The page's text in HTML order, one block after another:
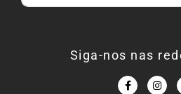
Siga-nos nas